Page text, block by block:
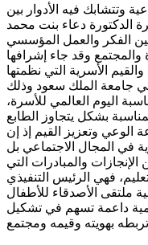
وتتشابك فيه الأدوار بين
الدكتورة دعاء بنت محمد
بين الفكر والعمل المؤسسي
والمجتمع وقد جاء إشرافها
الأسرية التي نظمتها
في جامعة الملك سعود وذلك
الإثنين الموافق 05/05/2025 بمناسبة اليوم العالمي للأسرة،
بشكل يتجاوز الطابع
الوعي وتعزيز القيم إذ إن
في المجال الاجتماعي بل
والمبادرات التي
فهي الرئيس التنفيذي
ملتقى الأصدقاء للأطفال
داعمة تسهم في تشكيل